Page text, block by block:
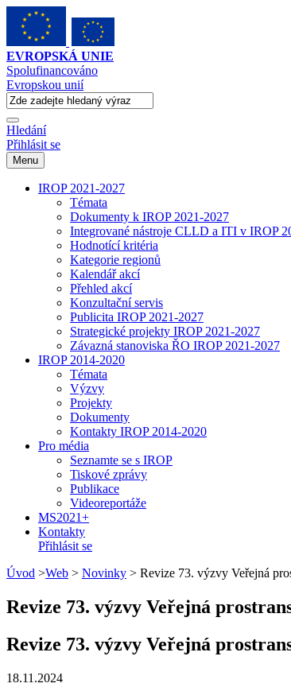
EVROPSKÁ UNIE
Spolufinancováno
Evropskou unií
Hledání
Přihlásit se
Menu
IROP 2021-2027
Témata
Dokumenty k IROP 2021-2027
Integrované nástroje CLLD a ITI v IROP
Hodnotící kritéria
Kategorie regionů
Kalendář akcí
Přehled akcí
Konzultační servis
Publicita IROP 2021-2027
Strategické projekty IROP 2021-2027
Závazná stanoviska ŘO IROP 2021-2027
IROP 2014-2020
Témata
Výzvy
Projekty
Dokumenty
Kontakty IROP 2014-2020
Pro média
Seznamte se s IROP
Tiskové zprávy
Publikace
Videoreportáže
MS2021+
Kontakty
Přihlásit se
Úvod >Web > Novinky > Revize 73. výzvy Veřejná
Revize 73. výzvy Veřejná
Revize 73. výzvy Veřejná
18.11.2024